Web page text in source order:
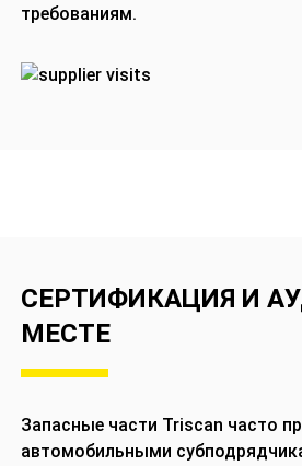
требованиям.
СЕРТИФИКАЦИЯ И
МЕСТЕ
Запасные части Triscan часто
автомобильными